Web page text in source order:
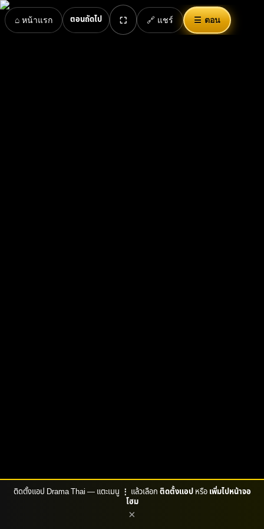
⌂ หน้าแรก ตอนถัดไป ⛶ 🔗 แชร์ ☰ ตอน
ติดตั้งแอป Drama Thai — แตะเมนู ⋮ แล้วเลือก ติดตั้งแอปหรือ เพิ่มไปหน้าจอ
โฮม
×